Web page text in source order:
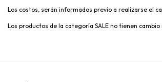
Los costos, serán informados previo a realizarse el
Los productos de la categoría SALE no tienen cambio